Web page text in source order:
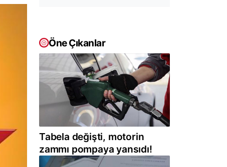
Öne Çıkanlar
Tabela değişti, motorin
zammı pompaya yansıdı!